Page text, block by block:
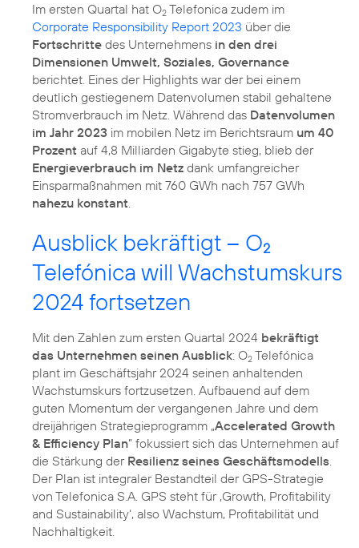
Im ersten Quartal hat O2 Telefonica zudem im
Corporate Responsibility Report 2023 über die
Fortschritte des Unternehmens in den drei
Dimensionen Umwelt, Soziales, Governance
berichtet. Eines der Highlights war der bei einem
deutlich gestiegenem Datenvolumen stabil gehaltene
Stromverbrauch im Netz. Während das Datenvolumen
im Jahr 2023 im mobilen Netz im Berichtsraum um 40
Prozent auf 4,8 Milliarden Gigabyte stieg, blieb der
Energieverbrauch im Netz dank umfangreicher
Einsparmaßnahmen mit 760 GWh nach 757 GWh
nahezu konstant.
Ausblick bekräftigt – O2
Telefónica will Wachstumskurs
2024 fortsetzen
Mit den Zahlen zum ersten Quartal 2024 bekräftigt
das Unternehmen seinen Ausblick: O2 Telefónica
plant im Geschäftsjahr 2024 seinen anhaltenden
Wachstumskurs fortzusetzen. Aufbauend auf dem
guten Momentum der vergangenen Jahre und dem
dreijährigen Strategieprogramm „Accelerated Growth
& Efficiency Plan” fokussiert sich das Unternehmen auf
die Stärkung der Resilienz seines Geschäftsmodells.
Der Plan ist integraler Bestandteil der GPS-Strategie
von Telefonica S.A. GPS steht für ‚Growth, Profitability
and Sustainability‘, also Wachstum, Profitabilität und
Nachhaltigkeit.